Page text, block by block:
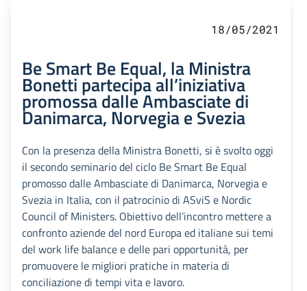
18/05/2021
Be Smart Be Equal, la Ministra
Bonetti partecipa all’iniziativa
promossa dalle Ambasciate di
Danimarca, Norvegia e Svezia
Con la presenza della Ministra Bonetti, si è svolto oggi
il secondo seminario del ciclo Be Smart Be Equal
promosso dalle Ambasciate di Danimarca, Norvegia e
Svezia in Italia, con il patrocinio di ASviS e Nordic
Council of Ministers. Obiettivo dell’incontro mettere a
confronto aziende del nord Europa ed italiane sui temi
del work life balance e delle pari opportunità, per
promuovere le migliori pratiche in materia di
conciliazione di tempi vita e lavoro.